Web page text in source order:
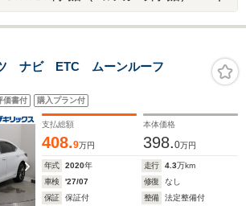
ナビ ETC ムーンルーフ
価書付 購入プラン付
支払総額
408.9万円
本体価格
398.0万円
年式 2020年 走行 4.3万km
車検
'27/07 修復
なし
保証
保証付 整備 法定整備付